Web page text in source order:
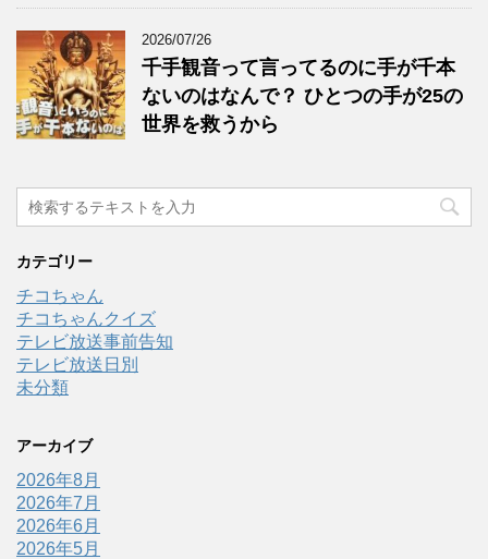
2026/07/26
千手観音って言ってるのに手が千本
ないのはなんで？ ひとつの手が25の
世界を救うから
カテゴリー
チコちゃん
チコちゃんクイズ
テレビ放送事前告知
テレビ放送日別
未分類
アーカイブ
2026年8月
2026年7月
2026年6月
2026年5月